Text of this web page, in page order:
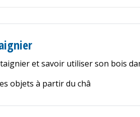
et savoir utiliser son bois
objets à partir du châ